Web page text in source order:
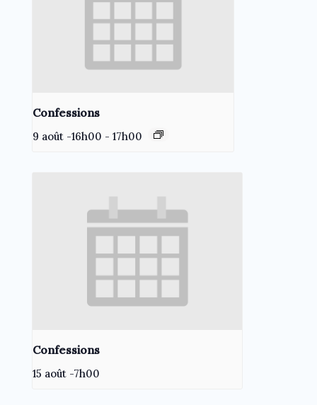
Confessions
9 août -16h00 - 17h00
Confessions
15 août -7h00